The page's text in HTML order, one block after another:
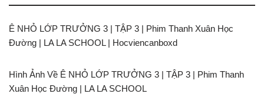
Ê NHỎ LỚP TRƯỞNG 3 | TẬP 3 | Phim Thanh Xuân Học
Đường | LA LA SCHOOL | Hocviencanboxd
Hình Ảnh Về Ê NHỎ LỚP TRƯỞNG 3 | TẬP 3 | Phim Thanh
Xuân Học Đường | LA LA SCHOOL